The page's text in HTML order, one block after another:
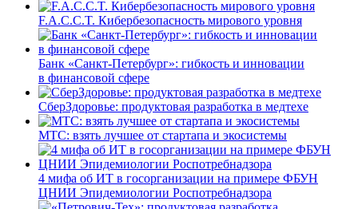
F.A.C.C.T. Кибербезопасность мирового уровня
Банк «Санкт-Петербург»: гибкость и инновации
в финансовой сфере
СберЗдоровье: продуктовая разработка в медтехе
МТС: взять лучшее от стартапа и экосистемы
4 мифа об ИТ в госорганизации на примере ФБУН
ЦНИИ Эпидемиологии Роспотребнадзора